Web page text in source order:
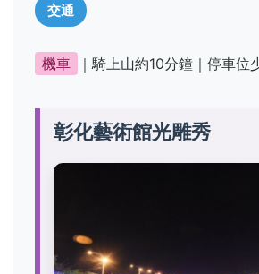
交通
機車 ｜騎上山約10分鐘｜停車位
彰化藝術館光雕秀